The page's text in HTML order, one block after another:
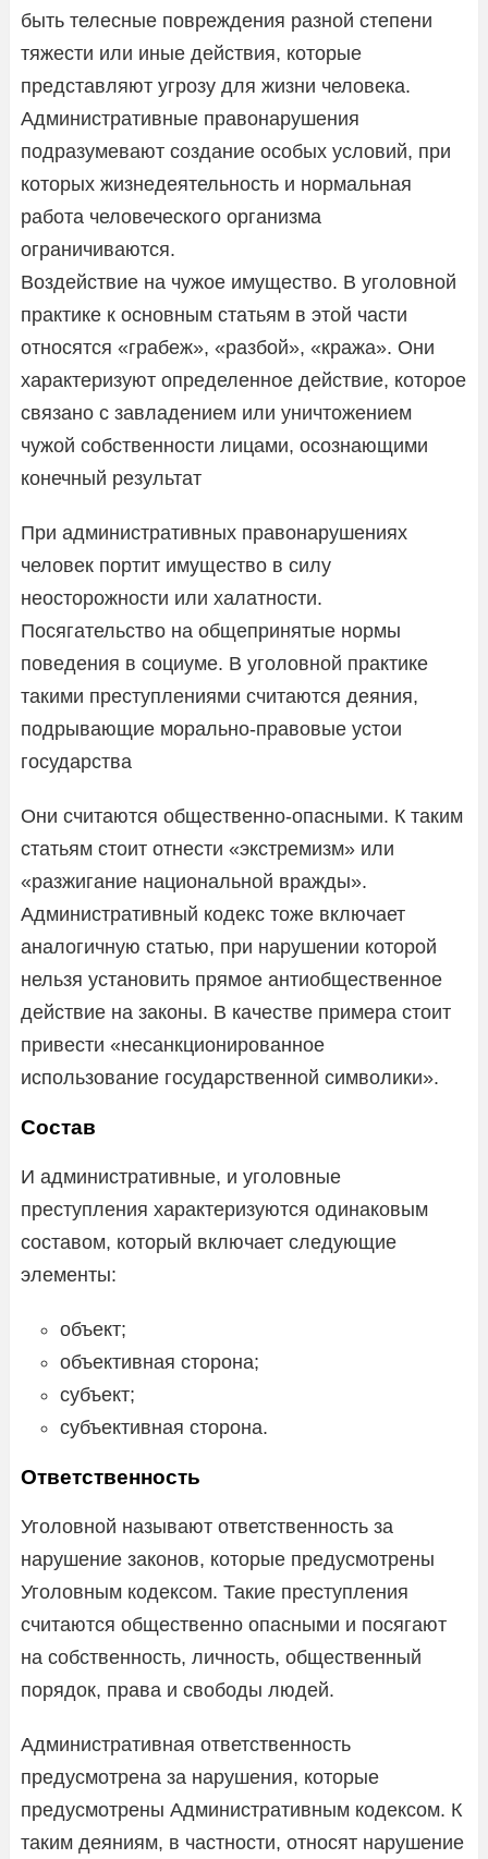
быть телесные повреждения разной степени
тяжести или иные действия, которые
представляют угрозу для жизни человека.
Административные правонарушения
подразумевают создание особых условий, при
которых жизнедеятельность и нормальная
работа человеческого организма
ограничиваются.
Воздействие на чужое имущество. В уголовной
практике к основным статьям в этой части
относятся «грабеж», «разбой», «кража». Они
характеризуют определенное действие, которое
связано с завладением или уничтожением
чужой собственности лицами, осознающими
конечный результат
При административных правонарушениях
человек портит имущество в силу
неосторожности или халатности.
Посягательство на общепринятые нормы
поведения в социуме. В уголовной практике
такими преступлениями считаются деяния,
подрывающие морально-правовые устои
государства
Они считаются общественно-опасными. К таким
статьям стоит отнести «экстремизм» или
«разжигание национальной вражды».
Административный кодекс тоже включает
аналогичную статью, при нарушении которой
нельзя установить прямое антиобщественное
действие на законы. В качестве примера стоит
привести «несанкционированное
использование государственной символики».
Состав
И административные, и уголовные
преступления характеризуются одинаковым
составом, который включает следующие
элементы:
объект;
объективная сторона;
субъект;
субъективная сторона.
Ответственность
Уголовной называют ответственность за
нарушение законов, которые предусмотрены
Уголовным кодексом. Такие преступления
считаются общественно опасными и посягают
на собственность, личность, общественный
порядок, права и свободы людей.
Административная ответственность
предусмотрена за нарушения, которые
предусмотрены Административным кодексом. К
таким деяниям, в частности, относят нарушение